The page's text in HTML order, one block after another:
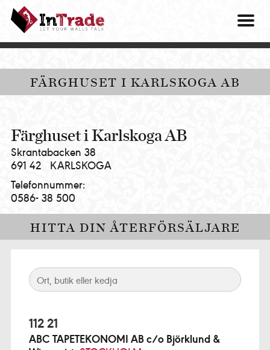
Intrade
ITG
AB
|
your
walls
talk
FÄRGHUSET I KARLSKOGA AB
Färghuset i Karlskoga AB
Skrantabacken 38
691 42
KARLSKOGA
Telefonnummer:
0586- 38 500
HITTA DIN ÅTERFÖRSÄLJARE
112 21
ABC TAPETEKONOMI AB c/o Björklund &
OM
VÅRA
HITTA